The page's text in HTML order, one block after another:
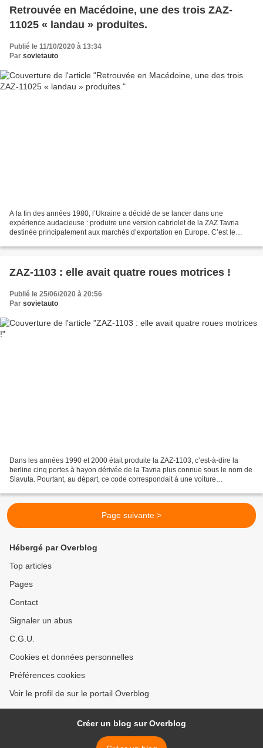
Retrouvée en Macédoine, une des trois ZAZ-
11025 « landau » produites.
Publié le 11/10/2020 à 13:34
Par sovietauto
A la fin des années 1980, l’Ukraine a décidé de se lancer dans une
expérience audacieuse : produire une version cabriolet de la ZAZ Tavria
destinée principalement aux marchés d’exportation en Europe. C’est le
ZAZ-1103 : elle avait quatre roues motrices !
Publié le 25/06/2020 à 20:56
Par sovietauto
Dans les années 1990 et 2000 était produite la ZAZ-1103, c’est-à-dire la
berline cinq portes à hayon dérivée de la Tavria plus connue sous le nom de
Slavuta. Pourtant, au départ, ce code correspondait à une voiture
Page suivante >
Hébergé par Overblog
Top articles
Pages
Contact
Signaler un abus
C.G.U.
Cookies et données personnelles
Préférences cookies
Voir le profil de sur le portail Overblog
Créer un blog sur Overblog